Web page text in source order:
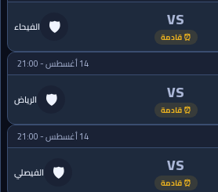
VS
⏰ قادمة
الفيحاء 🛡
14 أغسطس - 21:00
VS
⏰ قادمة
الرياض 🛡
14 أغسطس - 21:00
VS
⏰ قادمة
الفيصلي 🛡